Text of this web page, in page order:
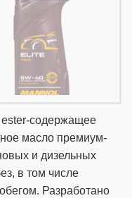
содержащее
масло премиум-
и дизельных
в том числе
Разработано